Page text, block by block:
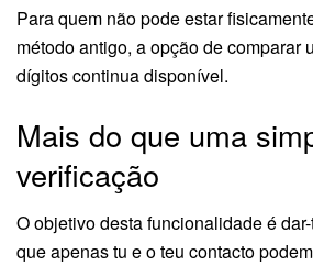
Para quem não pode estar
método antigo, a opção de comparar
dígitos continua disponível.
Mais do que uma
verificação
O objetivo desta funcionalidade é
que apenas tu e o teu contacto